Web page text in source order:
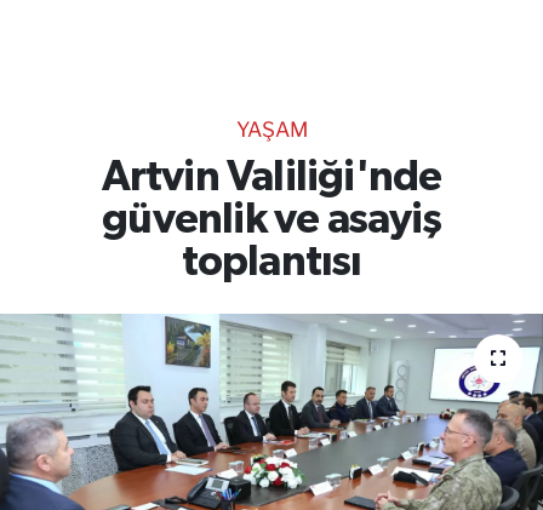
YAŞAM
Artvin Valiliği'nde
güvenlik ve asayiş
toplantısı
RESMİ İLANLAR
Gencsesfm Canlı Dinle